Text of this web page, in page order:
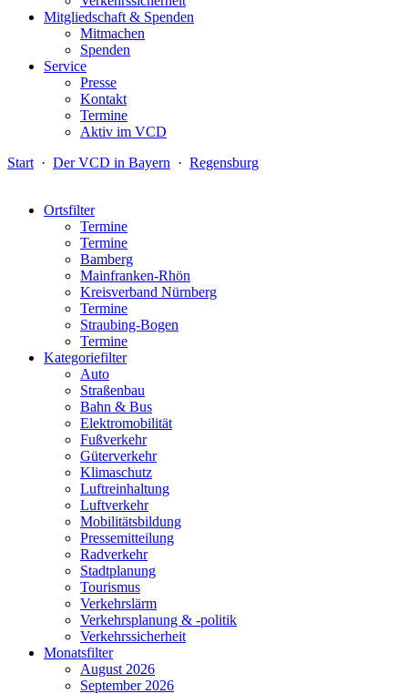
Mitgliedschaft & Spenden
Mitmachen
Spenden
Service
Presse
Kontakt
Termine
Aktiv im VCD
Start · Der VCD in Bayern · Regensburg
Ortsfilter
Termine
Termine
Bamberg
Mainfranken-Rhön
Kreisverband Nürnberg
Termine
Straubing-Bogen
Termine
Kategoriefilter
Auto
Straßenbau
Bahn & Bus
Elektromobilität
Fußverkehr
Güterverkehr
Klimaschutz
Luftreinhaltung
Luftverkehr
Mobilitätsbildung
Pressemitteilung
Radverkehr
Stadtplanung
Tourismus
Verkehrslärm
Verkehrsplanung & -politik
Verkehrssicherheit
Monatsfilter
August 2026
September 2026